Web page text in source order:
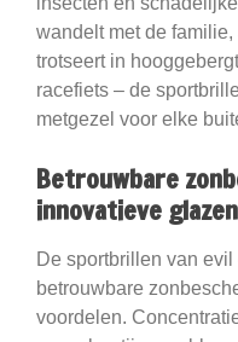
wandelt met de
trotseert in
racefiets – de
metgezel voor elke
Betrouwbare
innovatieve
De sportbrillen van
betrouwbare
voordelen.